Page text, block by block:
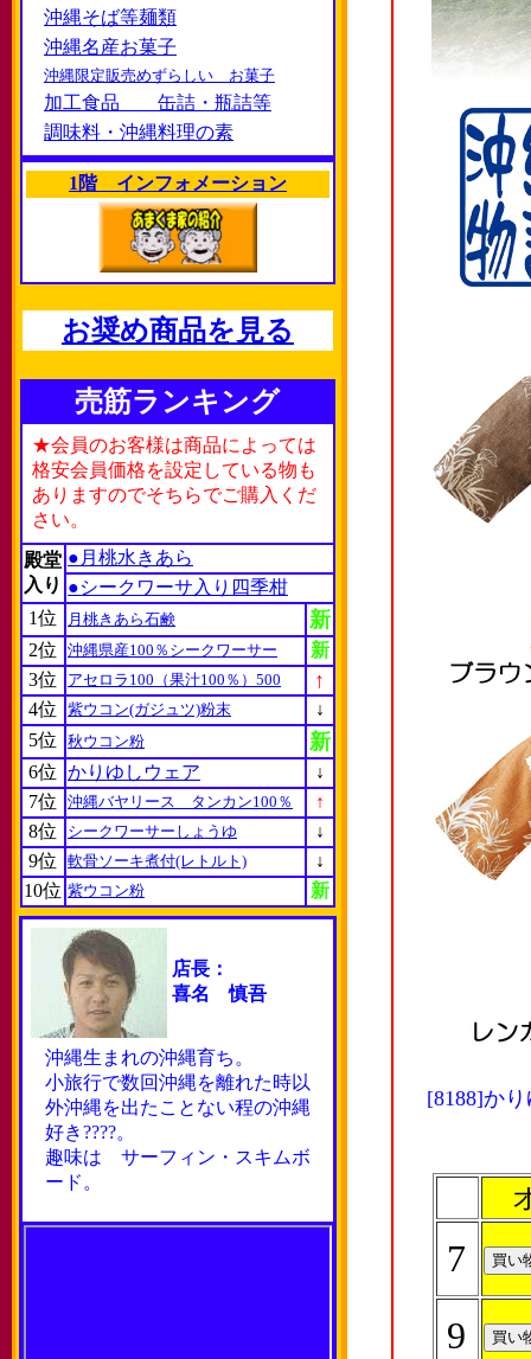
沖縄そば等麺類
沖縄名産お菓子
沖縄限定販売めずらしい お菓子
加工食品 缶詰・瓶詰等
調味料・沖縄料理の素
1階 インフォメーション
お奨め商品を見る
売筋ランキング
★会員のお客様は商品によっては
格安会員価格を設定している物も
ありますのでそちらでご購入くだ
さい。
殿堂
入り
●月桃水きあら
●シークワーサ入り四季柑
1位
月桃きあら石鹸 新
2位 沖縄県産100％シークワーサー
新
3位
アセロラ100（果汁100％）500 ↑
4位 紫ウコン(ガジュツ)粉末
↓
5位
秋ウコン粉 新
6位 かりゆしウェア
↓
7位
沖縄バヤリース タンカン100％
↑
8位
シークワーサーしょうゆ
↓
9位
軟骨ソーキ煮付(レトルト)
↓
10位 紫ウコン粉 新
店長：
喜名 慎吾
沖縄生まれの沖縄育ち。
小旅行で数回沖縄を離れた時以
外沖縄を出たことない程の沖縄
好き????。
趣味は サーフィン・スキムボ
ード。
[8188]か
7
9